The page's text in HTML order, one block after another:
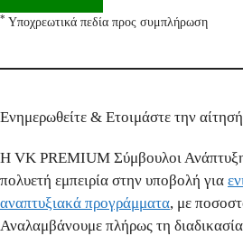
* Υποχρεωτικά πεδία προς συμπλήρωση
Ενημερωθείτε & Ετοιμάστε την
Η VK PREMIUM Σύμβουλοι
πολυετή εμπειρία στην υποβολή για
αναπτυξιακά προγράμματα, με
Αναλαμβάνουμε πλήρως τη